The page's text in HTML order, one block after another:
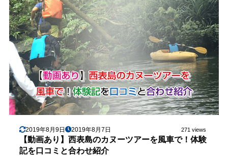
2019年8月9日 2019年8月7日 271 views
【動画あり】西表島のカヌーツアーを風車で！体験
記を口コミと合わせ紹介